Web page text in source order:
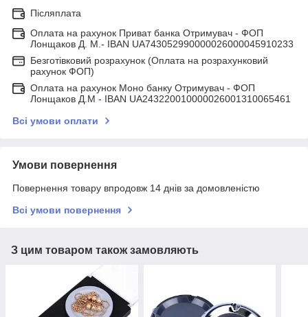
Післяплата
Оплата на рахунок Приват банка Отримувач - ФОП
Лонщаков Д. М.- IBAN UA743052990000026000045910233
Безготівковий розрахунок (Оплата на розрахунковий
рахунок ФОП)
Оплата на рахунок Моно банку Отримувач - ФОП
Лонщаков Д.М - IBAN UA243220010000026001310065461
Всі умови оплати
Умови повернення
Повернення товару впродовж 14 днів за домовленістю
Всі умови повернення
З цим товаром також замовляють